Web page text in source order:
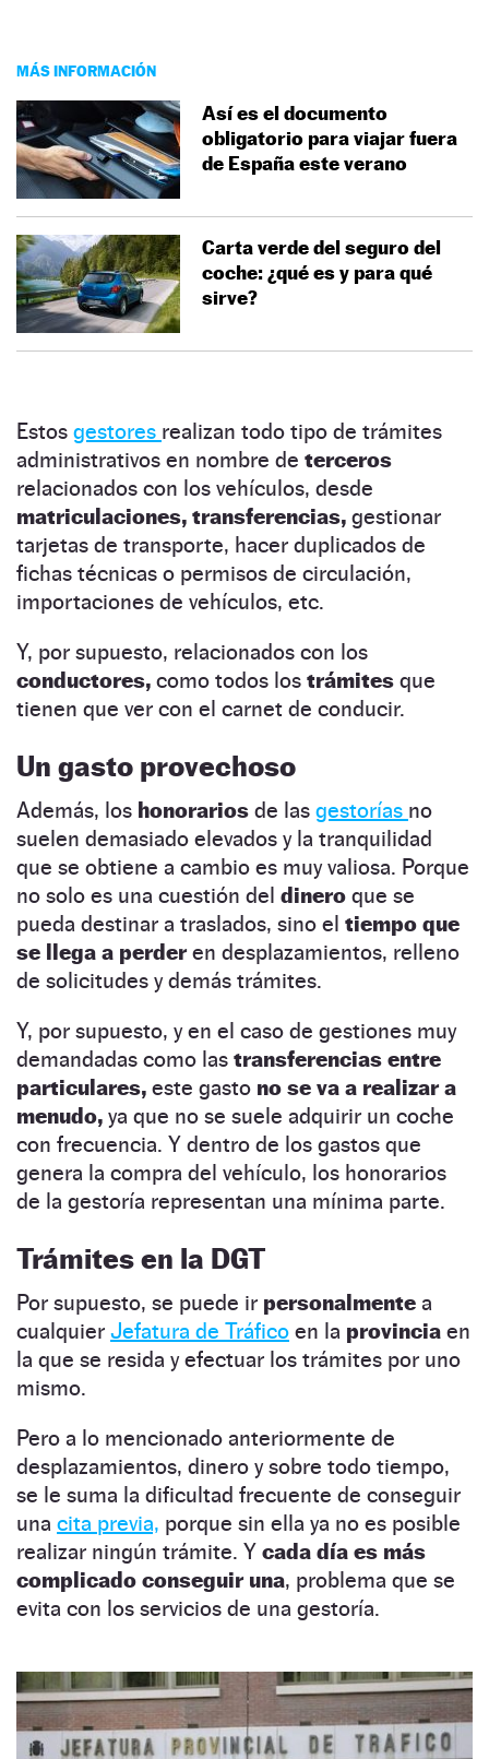
MÁS INFORMACIÓN
Así es el documento
obligatorio para viajar fuera
de España este verano
Carta verde del seguro del
coche: ¿qué es y para qué
sirve?
Estos gestores realizan todo tipo de trámites
administrativos en nombre de terceros
relacionados con los vehículos, desde
matriculaciones, transferencias, gestionar
tarjetas de transporte, hacer duplicados de
fichas técnicas o permisos de circulación,
importaciones de vehículos, etc.
Y, por supuesto, relacionados con los
conductores, como todos los trámites que
tienen que ver con el carnet de conducir.
Un gasto provechoso
Además, los honorarios de las gestorías no
suelen demasiado elevados y la tranquilidad
que se obtiene a cambio es muy valiosa. Porque
no solo es una cuestión del dinero que se
pueda destinar a traslados, sino el tiempo que
se llega a perderen desplazamientos, relleno
de solicitudes y demás trámites.
Y, por supuesto, y en el caso de gestiones muy
demandadas como las transferencias entre
particulares, este gasto no se va a realizar a
menudo, ya que no se suele adquirir un coche
con frecuencia. Y dentro de los gastos que
genera la compra del vehículo, los honorarios
de la gestoría representan una mínima parte.
Trámites en la DGT
Por supuesto, se puede ir personalmente a
cualquier Jefatura de Tráfico en la provincia en
la que se resida y efectuar los trámites por uno
mismo.
Pero a lo mencionado anteriormente de
desplazamientos, dinero y sobre todo tiempo,
se le suma la dificultad frecuente de conseguir
una cita previa, porque sin ella ya no es posible
realizar ningún trámite. Y cada día es más
complicado conseguir una, problema que se
evita con los servicios de una gestoría.